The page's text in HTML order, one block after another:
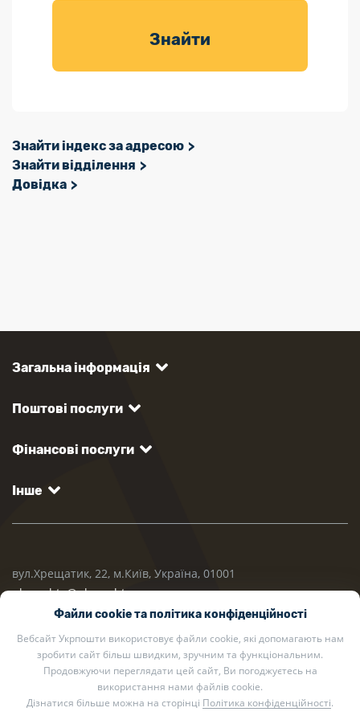
товарів для
Знайти
Знайти індекс за адресою
Знайти відділення
Довідка
Загальна інформація
Поштові послуги
Фінансові послуги
Інше
вул.Хрещатик, 22, м.Київ, Україна, 01001
ukrposhta@ukrposhta.ua
Файли cookie та політика конфіденційності
Вебсайт Укрпошти використовує файли cookie, які допомагають нам
зробити сайт більш швидким, зручним та функціональним.
Продовжуючи переглядати цей сайт, Ви погоджуєтесь на
використання нами файлів cookie.
Дізнатися більше можна на сторінці Політика конфіденційності.